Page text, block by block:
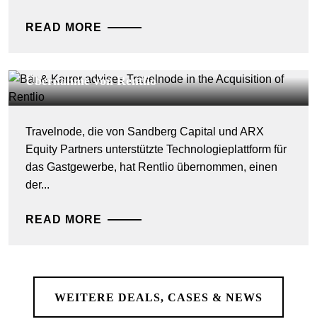
READ MORE
Übernahme von Rentlio
Travelnode, die von Sandberg Capital und ARX
Equity Partners unterstützte Technologieplattform für
das Gastgewerbe, hat Rentlio übernommen, einen
der...
READ MORE
WEITERE DEALS, CASES & NEWS